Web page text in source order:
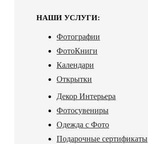
НАШИ УСЛУГИ:
Фотографии
ФотоКниги
Календари
Открытки
Декор Интерьера
Фотосувениры
Одежда с Фото
Подарочные сертификаты